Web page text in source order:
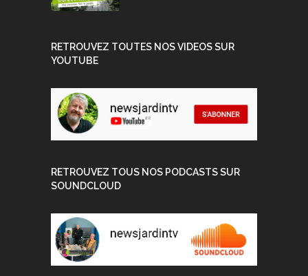
RETROUVEZ TOUTES NOS VIDEOS SUR
YOUTUBE
RETROUVEZ TOUS NOS PODCASTS SUR
SOUNDCLOUD